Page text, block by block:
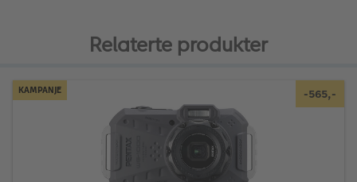
Relaterte produkter
KAMPANJE -565,-